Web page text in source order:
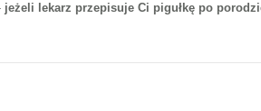
jeżeli lekarz przepisuje Ci pigułkę po